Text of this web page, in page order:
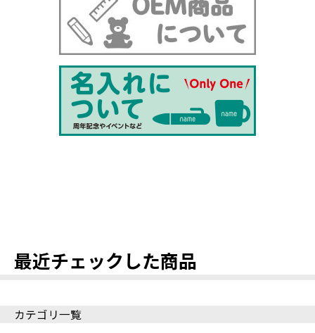
最近チェックした商品
カテゴリ一覧